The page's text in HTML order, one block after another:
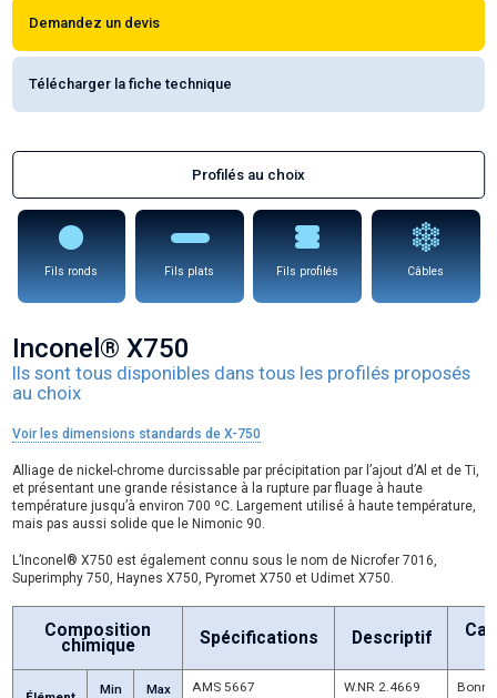
Demandez un devis
Télécharger la fiche technique
Profilés au choix
Fils ronds Fils plats Fils profilés Câbles
Inconel® X750
Ils sont tous disponibles dans tous les profilés proposés
au choix
Voir les dimensions standards de X-750
Alliage de nickel-chrome durcissable par précipitation par l’ajout d’Al et de Ti,
et présentant une grande résistance à la rupture par fluage à haute
température jusqu’à environ 700 ºC. Largement utilisé à haute température,
mais pas aussi solide que le Nimonic 90.
L’Inconel® X750 est également connu sous le nom de Nicrofer 7016,
Superimphy 750, Haynes X750, Pyromet X750 et Udimet X750.
Composition
chimique Spécifications Descriptif
Min
Max
AMS 5667
W.NR 2.4669